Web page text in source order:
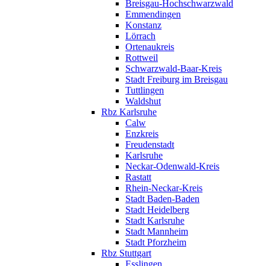
Breisgau-Hochschwarzwald
Emmendingen
Konstanz
Lörrach
Ortenaukreis
Rottweil
Schwarzwald-Baar-Kreis
Stadt Freiburg im Breisgau
Tuttlingen
Waldshut
Rbz Karlsruhe
Calw
Enzkreis
Freudenstadt
Karlsruhe
Neckar-Odenwald-Kreis
Rastatt
Rhein-Neckar-Kreis
Stadt Baden-Baden
Stadt Heidelberg
Stadt Karlsruhe
Stadt Mannheim
Stadt Pforzheim
Rbz Stuttgart
Esslingen